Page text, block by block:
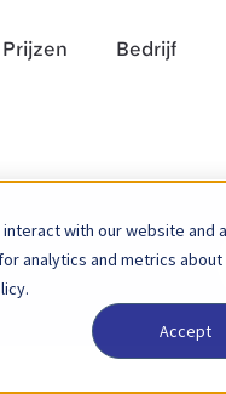
with our website and
analytics and metrics about
Accept
Prijzen Bedrijf